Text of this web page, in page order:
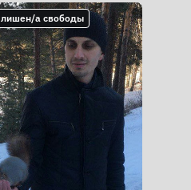
лишен/а свободы